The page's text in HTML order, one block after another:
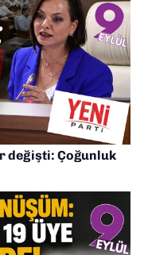
değişti: Çoğunluk